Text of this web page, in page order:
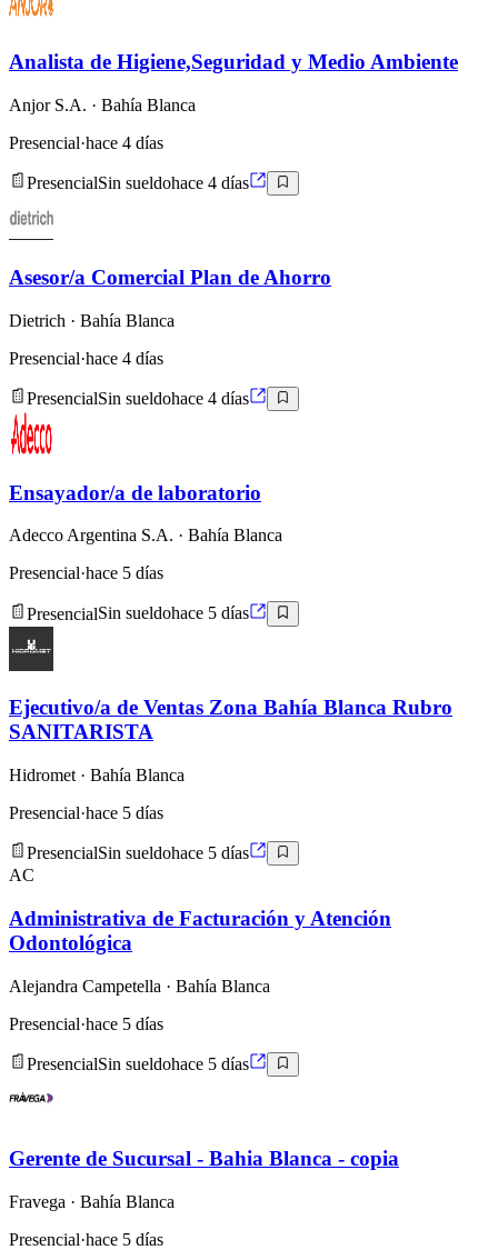
Analista de Higiene,Seguridad y Medio Ambiente
Anjor S.A. · Bahía Blanca
Presencial·hace 4 días
PresencialSin sueldohace 4 días
Asesor/a Comercial Plan de Ahorro
Dietrich · Bahía Blanca
Presencial·hace 4 días
PresencialSin sueldohace 4 días
Ensayador/a de laboratorio
Adecco Argentina S.A. · Bahía Blanca
Presencial·hace 5 días
PresencialSin sueldohace 5 días
Ejecutivo/a de Ventas Zona Bahía Blanca Rubro
SANITARISTA
Hidromet · Bahía Blanca
Presencial·hace 5 días
PresencialSin sueldohace 5 días
AC
Administrativa de Facturación y Atención
Odontológica
Alejandra Campetella · Bahía Blanca
Presencial·hace 5 días
PresencialSin sueldohace 5 días
Gerente de Sucursal - Bahia Blanca - copia
Fravega · Bahía Blanca
Presencial·hace 5 días